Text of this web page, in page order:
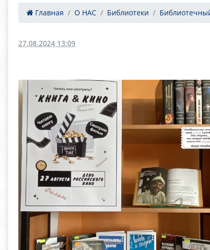
Главная О НАС Библиотеки
27.08.2024 13:09